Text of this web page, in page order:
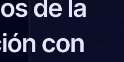
de la
con